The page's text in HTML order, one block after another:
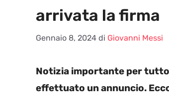
arrivata la firma
Gennaio 8, 2024 di Giovanni Messi
Notizia importante per tutto
effettuato un annuncio.